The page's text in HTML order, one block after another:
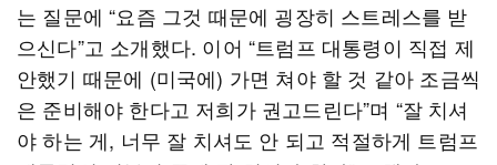
는 질문에 “요즘 그것 때문에 굉장히 스트레스를 받
으신다”고 소개했다. 이어 “트럼프 대통령이 직접 제
안했기 때문에 (미국에) 가면 쳐야 할 것 같아 조금씩
은 준비해야 한다고 저희가 권고드린다”며 “잘 치셔
야 하는 게, 너무 잘 치셔도 안 되고 적절하게 트럼프